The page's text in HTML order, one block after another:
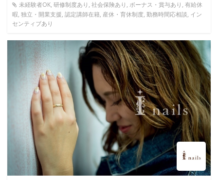
未経験者OK, 研修制度あり, 社会保険あり, ボーナス・賞与あり, 有給休
暇, 独立・開業支援, 認定講師在籍, 産休・育休制度, 勤務時間応相談, イン
センティブあり